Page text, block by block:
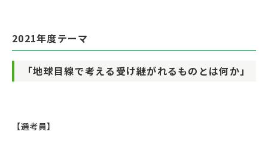
2021年度テーマ
「地球⽬線で考える受け継がれるものとは何か」
【選考員】